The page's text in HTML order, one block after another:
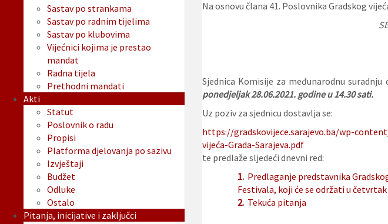
Na osnovu člana 41. Poslovnika Gradskog
Sjednica Komisije za međunarodnu
ponedjeljak 28.06.2021. godineu 14.30 sati.
Uz poziv za sjednicu dostavlja se:
https://gradskovijece.sarajevo.ba/wp-
vijeća-Grada-Sarajeva.pdf
te predlaže sljedeći dnevni red:
1. Predlaganje predstavnika
Festivala, koji će se održati u četvrtak
2. Tekuća pitanja
Sastav po strankama
Sastav po radnim tijelima
Sastav po klubovima
Vijećnici kojima je prestao
mandat
Radna tijela
Prethodni mandati
Akti
Statut
Poslovnik o radu
Propisi
Platforma djelovanja po sazivu
Izvještaji
Budžet
Odluke
Ostalo
Pitanja, inicijative i zaključci